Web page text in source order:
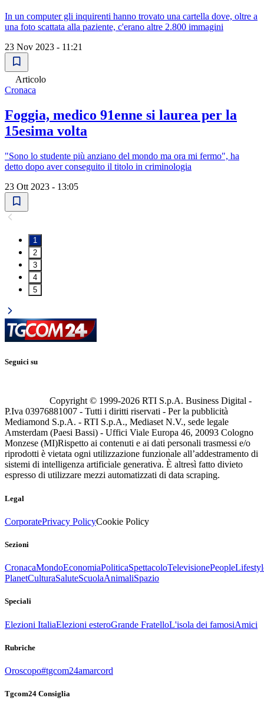
In un computer gli inquirenti hanno trovato una cartella dove, oltre a
una foto scattata alla paziente, c'erano altre 2.800 immagini
23 Nov 2023 - 11:21
Articolo
Cronaca
Foggia, medico 91enne si laurea per la
15esima volta
"Sono lo studente più anziano del mondo ma ora mi fermo", ha
detto dopo aver conseguito il titolo in criminologia
23 Ott 2023 - 13:05
1
2
3
4
5
Seguici su
Copyright © 1999-2026 RTI S.p.A. Business Digital -
P.Iva 03976881007 - Tutti i diritti riservati - Per la pubblicità
Mediamond S.p.A. - RTI S.p.A., Mediaset N.V., sede legale
Amsterdam (Paesi Bassi) - Uffici Viale Europa 46, 20093 Cologno
Monzese (MI)Rispetto ai contenuti e ai dati personali trasmessi e/o
riprodotti è vietata ogni utilizzazione funzionale all’addestramento di
sistemi di intelligenza artificiale generativa. È altresì fatto divieto
espresso di utilizzare mezzi automatizzati di data scraping.
Legal
CorporatePrivacy PolicyCookie Policy
Sezioni
CronacaMondoEconomiaPoliticaSpettacoloTelevisionePeople
PlanetCulturaSaluteScuolaAnimaliSpazio
Speciali
Elezioni ItaliaElezioni esteroGrande FratelloL'isola dei famosiAmici
Rubriche
Oroscopo#tgcom24amarcord
Tgcom24 Consiglia